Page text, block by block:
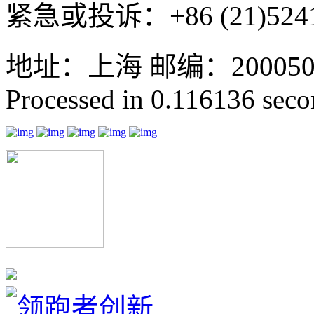
紧急或投诉：+86
地址：上海 邮编：
Processed in 0.116136